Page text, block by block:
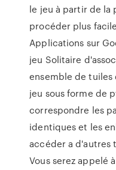
le jeu à partir de la
procéder plus
Applications sur
jeu Solitaire
ensemble de tuiles
jeu sous forme de
correspondre les
identiques et les
accéder a d'autres
Vous serez appelé